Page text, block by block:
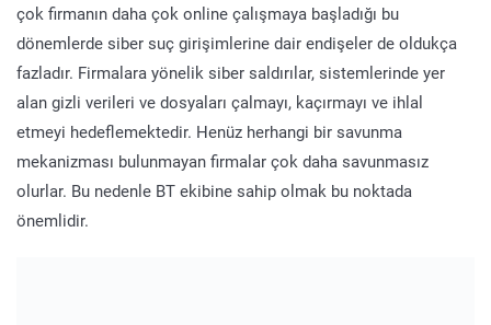
çok firmanın daha çok online çalışmaya başladığı bu
dönemlerde siber suç girişimlerine dair endişeler de oldukça
fazladır. Firmalara yönelik siber saldırılar, sistemlerinde yer
alan gizli verileri ve dosyaları çalmayı, kaçırmayı ve ihlal
etmeyi hedeflemektedir. Henüz herhangi bir savunma
mekanizması bulunmayan firmalar çok daha savunmasız
olurlar. Bu nedenle BT ekibine sahip olmak bu noktada
önemlidir.